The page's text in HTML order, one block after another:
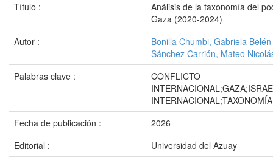
Título :
Análisis de la taxonomía del
Gaza (2020-2024)
Autor :
Bonilla Chumbi, Gabriela Belén
Sánchez Carrión, Mateo
Palabras clave :
CONFLICTO
Fecha de publicación :
2026
Editorial :
Universidad del Azuay